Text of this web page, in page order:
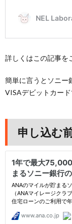
詳しくはこの記事を
簡単に言うとソニー
VISAデビットカード
申し込む